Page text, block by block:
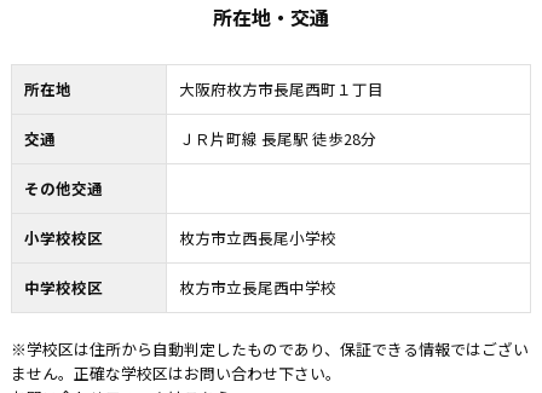
所在地・交通
所在地 大阪府枚方市長尾西町１丁目
交通 ＪＲ片町線 長尾駅 徒歩28分
その他交通
小学校校区 枚方市立西長尾小学校
中学校校区 枚方市立長尾西中学校
※学校区は住所から自動判定したものであり、保証できる情報ではござい
ません。正確な学校区はお問い合わせ下さい。